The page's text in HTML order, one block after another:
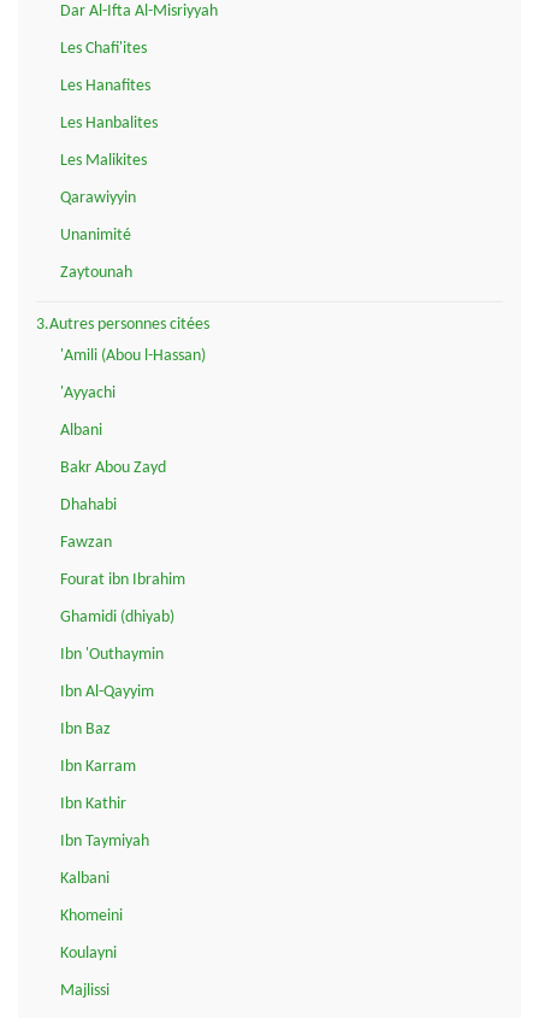
Dar Al-Ifta Al-Misriyyah
Les Chafi'ites
Les Hanafites
Les Hanbalites
Les Malikites
Qarawiyyin
Unanimité
Zaytounah
3.Autres personnes citées
'Amili (Abou l-Hassan)
'Ayyachi
Albani
Bakr Abou Zayd
Dhahabi
Fawzan
Fourat ibn Ibrahim
Ghamidi (dhiyab)
Ibn 'Outhaymin
Ibn Al-Qayyim
Ibn Baz
Ibn Karram
Ibn Kathir
Ibn Taymiyah
Kalbani
Khomeini
Koulayni
Majlissi